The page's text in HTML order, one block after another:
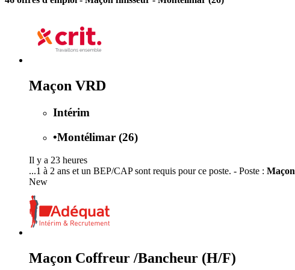
Maçon VRD
Intérim
•Montélimar (26)
Il y a 23 heures
...1 à 2 ans et un BEP/CAP sont requis pour ce poste. - Poste : Maçon
New
Maçon Coffreur /Bancheur (H/F)